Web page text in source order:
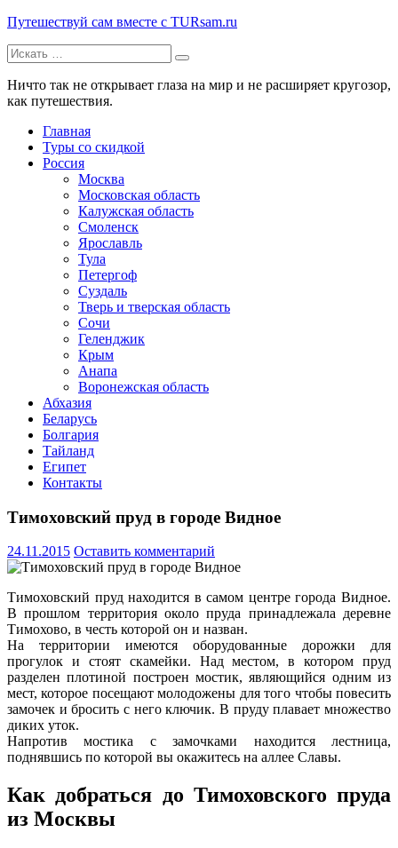
Путешествуй сам вместе с TURsam.ru
Путешествуй и узнавай новые места вместе с нами.
Искать:
Ничто так не открывает глаза на мир и не расширяет кругозор,
как путешествия.
Главная
Туры со скидкой
Россия
Москва
Московская область
Калужская область
Смоленск
Ярославль
Тула
Петергоф
Суздаль
Тверь и тверская область
Сочи
Геленджик
Крым
Анапа
Воронежская область
Абхазия
Беларусь
Болгария
Тайланд
Египет
Контакты
Тимоховский пруд в городе Видное
24.11.2015 Оставить комментарий
Тимоховский пруд находится в самом центре города Видное.
В прошлом территория около пруда принадлежала деревне
Тимохово, в честь которой он и назван.
На территории имеются оборудованные дорожки для
прогулок и стоят скамейки. Над местом, в котором пруд
разделен плотиной построен мостик, являющийся одним из
мест, которое посещают молодожены для того чтобы повесить
замочек и бросить с него ключик. В пруду плавает множество
диких уток.
Напротив мостика с замочками находится лестница,
поднявшись по которой вы окажитесь на аллее Славы.
Как добраться до Тимоховского пруда
из Москвы